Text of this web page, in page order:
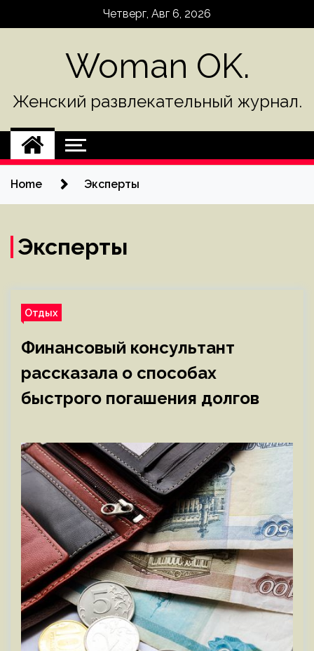
Четверг, Авг 6, 2026
Woman OK.
Женский развлекательный журнал.
Home Эксперты
Эксперты
Отдых
Финансовый консультант
рассказала о способах
быстрого погашения долгов